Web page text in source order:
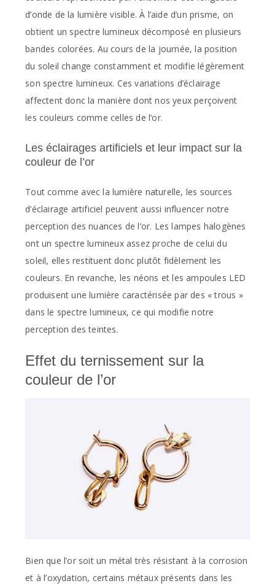
d’onde de la lumière visible. À l’aide d’un prisme, on
obtient un spectre lumineux décomposé en plusieurs
bandes colorées. Au cours de la journée, la position
du soleil change constamment et modifie légèrement
son spectre lumineux. Ces variations d’éclairage
affectent donc la manière dont nos yeux perçoivent
les couleurs comme celles de l’or.
Les éclairages artificiels et leur impact sur la
couleur de l’or
Tout comme avec la lumière naturelle, les sources
d’éclairage artificiel peuvent aussi influencer notre
perception des nuances de l’or. Les lampes halogènes
ont un spectre lumineux assez proche de celui du
soleil, elles restituent donc plutôt fidèlement les
couleurs. En revanche, les néons et les ampoules LED
produisent une lumière caractérisée par des « trous »
dans le spectre lumineux, ce qui modifie notre
perception des teintes.
Effet du ternissement sur la
couleur de l’or
Bien que l’or soit un métal très résistant à la corrosion
et à l’oxydation, certains métaux présents dans les